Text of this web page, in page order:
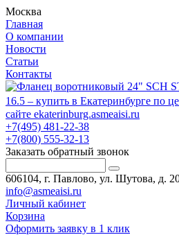
Москва
Главная
О компании
Новости
Статьи
Контакты
+7(495) 481-22-38
+7(800) 555-32-13
Заказать обратный звонок
606104, г. Павлово, ул. Шутова, д.
info@asmeaisi.ru
Личный кабинет
Корзина
Оформить заявку в 1 клик